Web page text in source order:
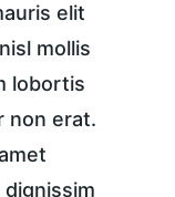
elit
mollis
lobortis
non erat.